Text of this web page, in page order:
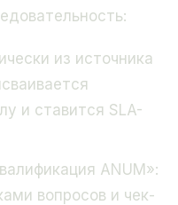
из источника
и ставится SLA-
ANUM»:
вопросов и чек-